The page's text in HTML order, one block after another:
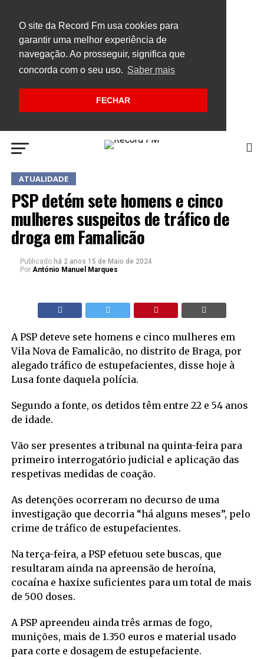
O site da Record Fm usa cookies para
garantir uma melhor experiência de
navegação. Ao prosseguir, significa que
concorda com o seu uso. Saber mais
FECHAR
ATUALIDADE
PSP detém sete homens e cinco
mulheres suspeitos de tráfico de
droga em Famalicão
Publicado há 2 anos 15 de Maio de 2024
Por António Manuel Marques
A PSP deteve sete homens e cinco mulheres em
Vila Nova de Famalicão, no distrito de Braga, por
alegado tráfico de estupefacientes, disse hoje à
Lusa fonte daquela polícia.
Segundo a fonte, os detidos têm entre 22 e 54 anos
de idade.
Vão ser presentes a tribunal na quinta-feira para
primeiro interrogatório judicial e aplicação das
respetivas medidas de coação.
As detenções ocorreram no decurso de uma
investigação que decorria “há alguns meses”, pelo
crime de tráfico de estupefacientes.
Na terça-feira, a PSP efetuou sete buscas, que
resultaram ainda na apreensão de heroína,
cocaína e haxixe suficientes para um total de mais
de 500 doses.
A PSP apreendeu ainda três armas de fogo,
munições, mais de 1.350 euros e material usado
para corte e dosagem de estupefaciente.